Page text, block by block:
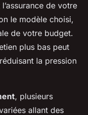
l’assurance de votre
le modèle choisi,
de votre budget.
plus bas peut
la pression
, plusieurs
allant des